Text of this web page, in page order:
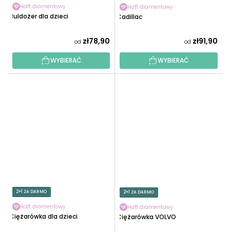
Haft diamentowy
Buldożer dla dzieci
od zł78,90
WYBIERAĆ
Haft diamentowy
Cadillac
od zł91,90
WYBIERAĆ
2+1 ZA DARMO
Haft diamentowy
Ciężarówka dla dzieci
2+1 ZA DARMO
Haft diamentowy
Ciężarówka VOLVO